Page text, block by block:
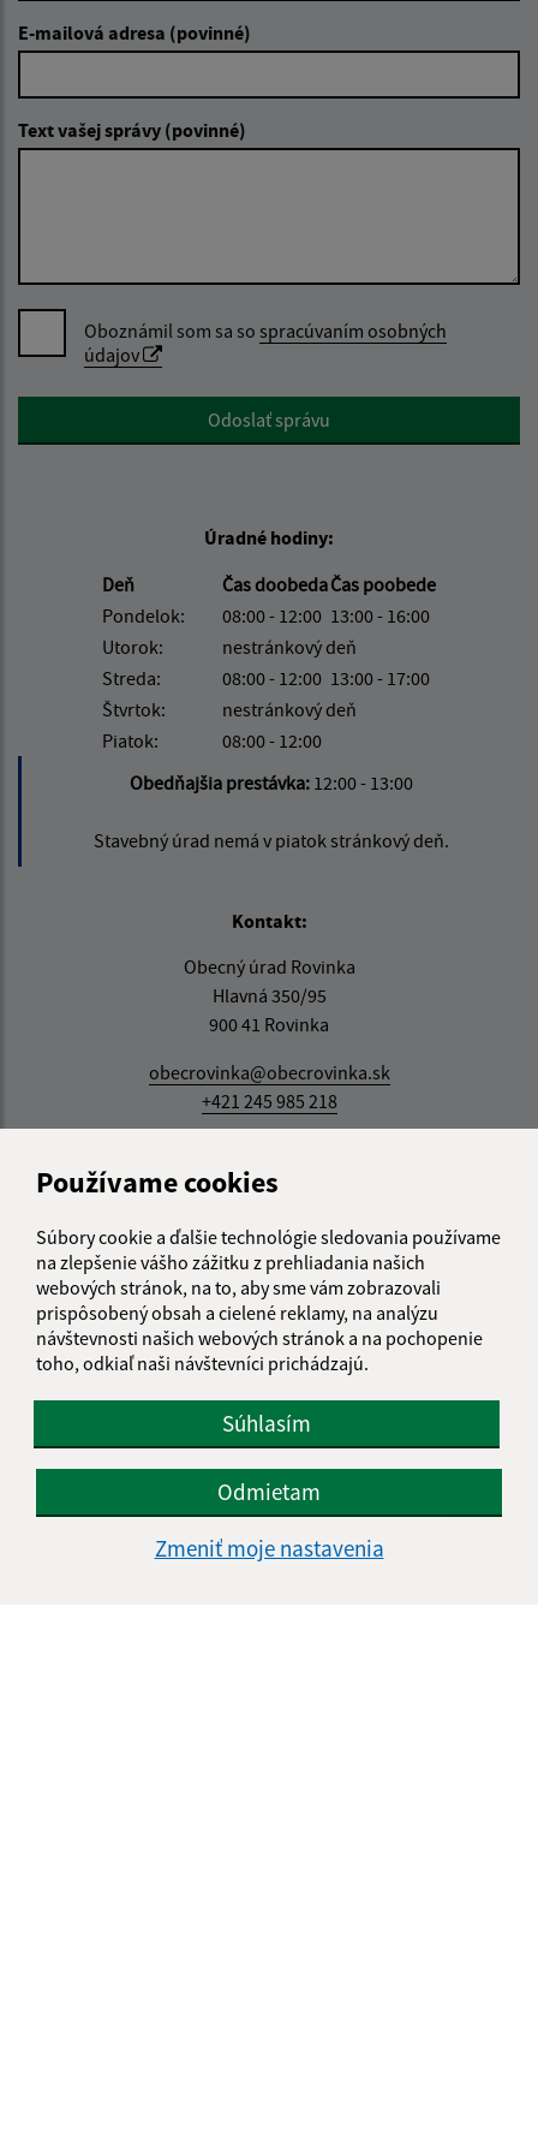
Používame cookies
Súbory cookie a ďalšie technológie sledovania používame
na zlepšenie vášho zážitku z prehliadania našich
webových stránok, na to, aby sme vám zobrazovali
prispôsobený obsah a cielené reklamy, na analýzu
návštevnosti našich webových stránok a na pochopenie
toho, odkiaľ naši návštevníci prichádzajú.
Súhlasím
Odmietam
Zmeniť moje nastavenia
E-mailová adresa (povinné)
Text vašej správy (povinné)
Oboznámil som sa so spracúvaním osobných
údajov
Google reCaptcha ResponseOdoslať správu
Úradné hodiny:
Deň
Čas doobedaČas poobede
Pondelok:
08:00 - 12:00 13:00 - 16:00
Utorok:
nestránkový deň
Streda:
08:00 - 12:00 13:00 - 17:00
Štvrtok:
nestránkový deň
Piatok:
08:00 - 12:00
Obedňajšia prestávka: 12:00 - 13:00
Stavebný úrad nemá v piatok stránkový deň.
Kontakt:
Obecný úrad Rovinka
Hlavná 350/95
900 41 Rovinka
obecrovinka@obecrovinka.sk
+421 245 985 218